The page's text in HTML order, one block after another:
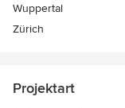
Wuppertal
Zürich
Projektart